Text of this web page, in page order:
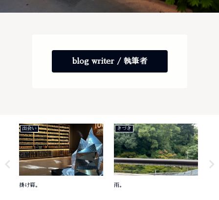
blog writer / 執筆者
出会い
掛け算。
きづき
雨。